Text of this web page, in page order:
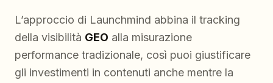
L’approccio di Launchmind abbina il tracking
della visibilità GEO alla misurazione
performance tradizionale, così puoi giustificare
gli investimenti in contenuti anche mentre la